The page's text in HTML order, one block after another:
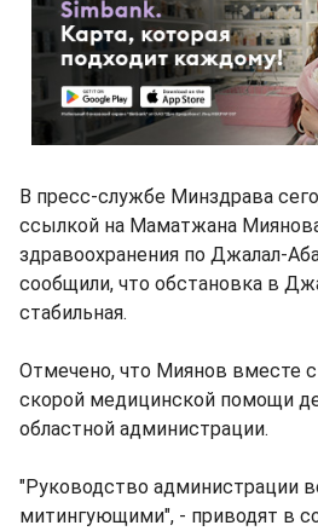
В пресс-службе Минздрава
ссылкой на Маматжана
здравоохранения по Джалал-
сообщили, что обстановка в
стабильная.
Отмечено, что Миянов вместе
скорой медицинской помощи
областной администрации.
"Руководство администрации
митингующими", - приводят в